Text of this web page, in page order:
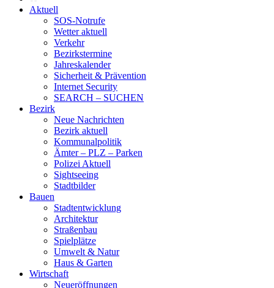
Aktuell
SOS-Notrufe
Wetter aktuell
Verkehr
Bezirkstermine
Jahreskalender
Sicherheit & Prävention
Internet Security
SEARCH – SUCHEN
Bezirk
Neue Nachrichten
Bezirk aktuell
Kommunalpolitik
Ämter – PLZ – Parken
Polizei Aktuell
Sightseeing
Stadtbilder
Bauen
Stadtentwicklung
Architektur
Straßenbau
Spielplätze
Umwelt & Natur
Haus & Garten
Wirtschaft
Neueröffnungen